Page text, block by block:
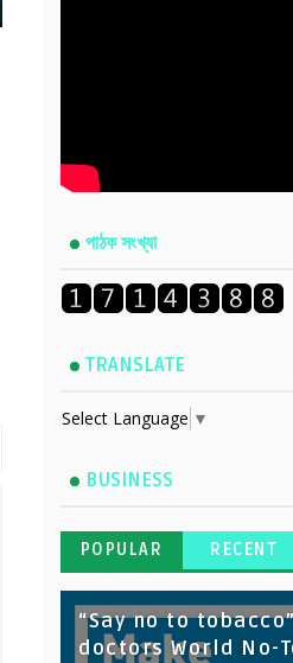
পাঠক সংখ্যা
TRANSLATE
Select Language ▼
BUSINESS
POPULAR RECENT
“Say no to
doctors World No-